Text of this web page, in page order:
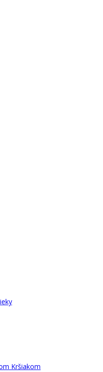
Kršiakom